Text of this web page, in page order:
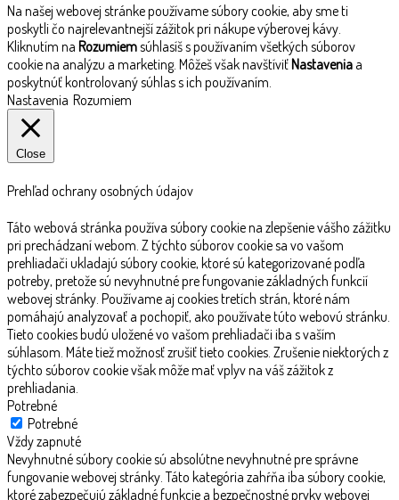
Na našej webovej stránke používame súbory cookie, aby sme ti
poskytli čo najrelevantnejší zážitok pri nákupe výberovej kávy.
Kliknutím na Rozumiemsúhlasíš s používaním všetkých súborov
cookie na analýzu a marketing. Môžeš však navštíviťNastavenia a
poskytnúť kontrolovaný súhlas s ich používaním.
Nastavenia Rozumiem
Close
Prehľad ochrany osobných údajov
Táto webová stránka používa súbory cookie na zlepšenie vášho zážitku
pri prechádzaní webom. Z týchto súborov cookie sa vo vašom
prehliadači ukladajú súbory cookie, ktoré sú kategorizované podľa
potreby, pretože sú nevyhnutné pre fungovanie základných funkcií
webovej stránky. Používame aj cookies tretích strán, ktoré nám
pomáhajú analyzovať a pochopiť, ako používate túto webovú stránku.
Tieto cookies budú uložené vo vašom prehliadači iba s vaším
súhlasom. Máte tiež možnosť zrušiť tieto cookies. Zrušenie niektorých z
týchto súborov cookie však môže mať vplyv na váš zážitok z
prehliadania.
Potrebné
Potrebné
Vždy zapnuté
Nevyhnutné súbory cookie sú absolútne nevyhnutné pre správne
fungovanie webovej stránky. Táto kategória zahŕňa iba súbory cookie,
ktoré zabezpečujú základné funkcie a bezpečnostné prvky webovej